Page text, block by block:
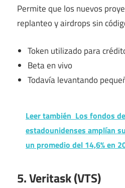
Permite que los nuevos
replanteo y airdrops sin
Token utilizado para
Beta en vivo
Todavía levantando
Leer también Los fondos
estadounidenses amplían
un promedio del 14,6% en
5. Veritask (VTS)